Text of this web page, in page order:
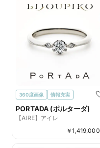
360度画像 情報充実
PORTADA (ポルターダ)
【AIRE】アイレ
￥1,419,000